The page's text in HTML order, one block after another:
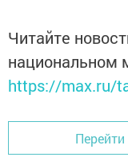
Читайте
национальном
https://max.ru/